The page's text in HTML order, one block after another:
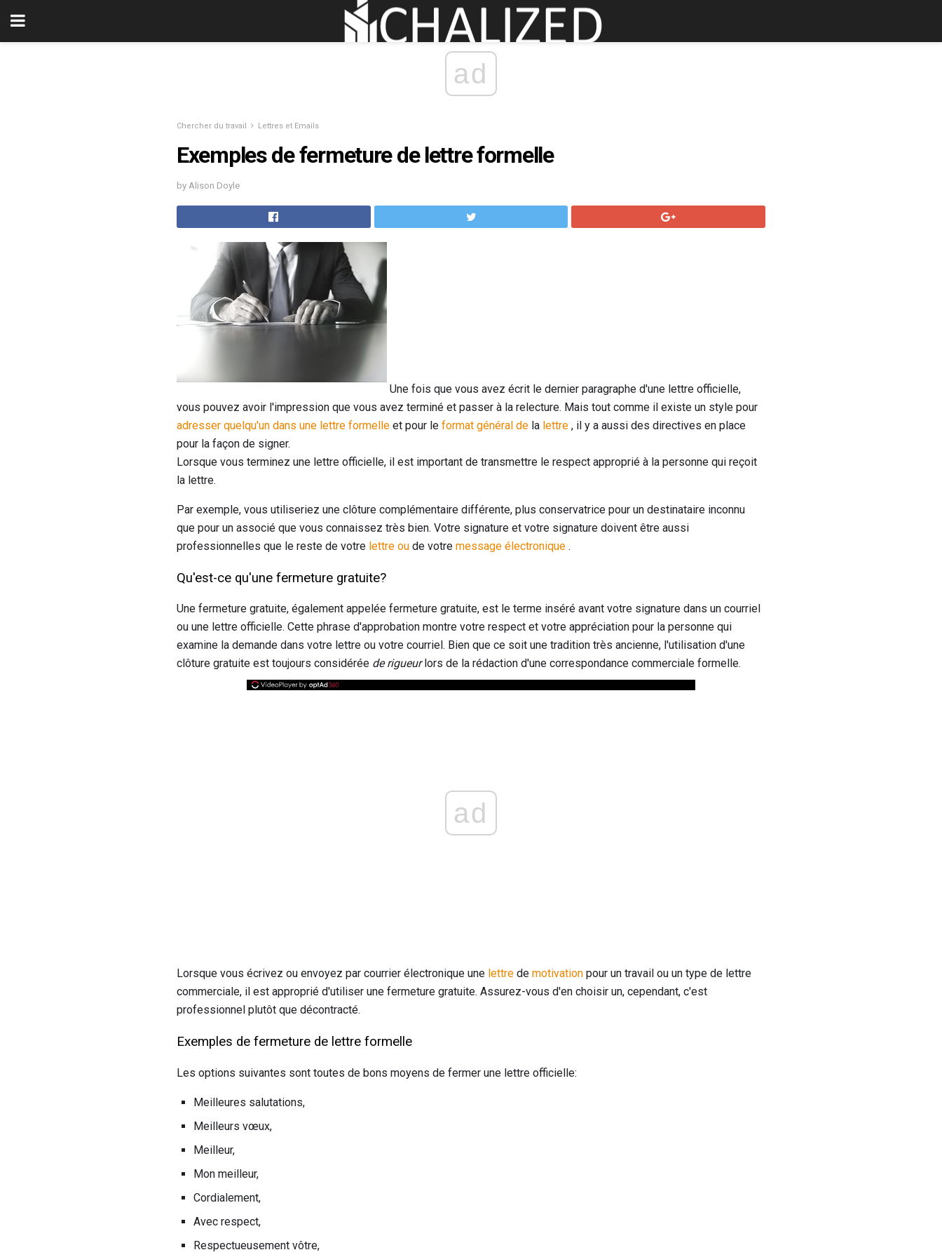
ad
Chercher du travail Lettres et Emails
Exemples de fermeture de lettre formelle
by Alison Doyle
Une fois que vous avez écrit le dernier paragraphe d'une lettre officielle,
vous pouvez avoir l'impression que vous avez terminé et passer à la relecture. Mais tout comme il existe un style pour
adresser quelqu'un dans une lettre formelle et pour le format général de la lettre , il y a aussi des directives en place
pour la façon de signer.
Lorsque vous terminez une lettre officielle, il est important de transmettre le respect approprié à la personne qui reçoit
la lettre.
Par exemple, vous utiliseriez une clôture complémentaire différente, plus conservatrice pour un destinataire inconnu
que pour un associé que vous connaissez très bien. Votre signature et votre signature doivent être aussi
professionnelles que le reste de votre lettre ou de votre message électronique .
Qu'est-ce qu'une fermeture gratuite?
Une fermeture gratuite, également appelée fermeture gratuite, est le terme inséré avant votre signature dans un courriel
ou une lettre officielle. Cette phrase d'approbation montre votre respect et votre appréciation pour la personne qui
examine la demande dans votre lettre ou votre courriel. Bien que ce soit une tradition très ancienne, l'utilisation d'une
clôture gratuite est toujours considérée de rigueurlors de la rédaction d'une correspondance commerciale formelle.
ad
Lorsque vous écrivez ou envoyez par courrier électronique une lettre de motivation pour un travail ou un type de lettre
commerciale, il est approprié d'utiliser une fermeture gratuite. Assurez-vous d'en choisir un, cependant, c'est
professionnel plutôt que décontracté.
Exemples de fermeture de lettre formelle
Les options suivantes sont toutes de bons moyens de fermer une lettre officielle:
Meilleures salutations,
Meilleurs vœux,
Meilleur,
Mon meilleur,
Cordialement,
Avec respect,
Respectueusement vôtre,